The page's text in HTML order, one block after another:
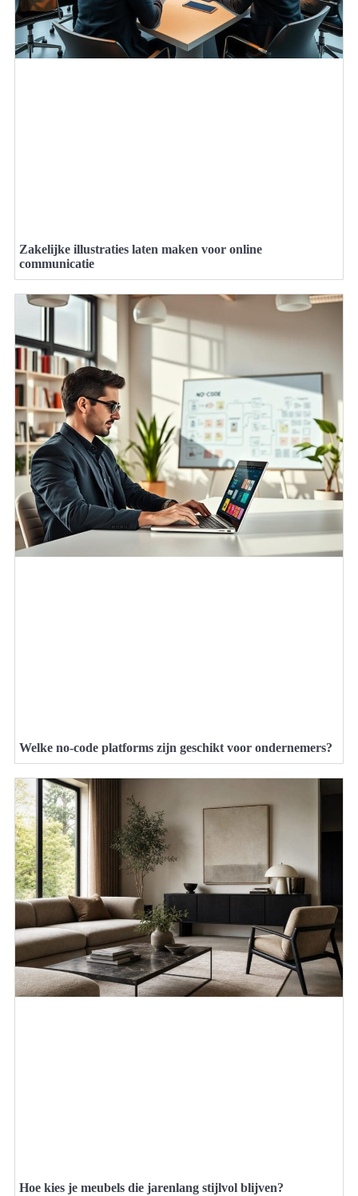
Zakelijke illustraties laten maken voor online
communicatie
Welke no-code platforms zijn geschikt voor ondernemers?
Hoe kies je meubels die jarenlang stijlvol blijven?